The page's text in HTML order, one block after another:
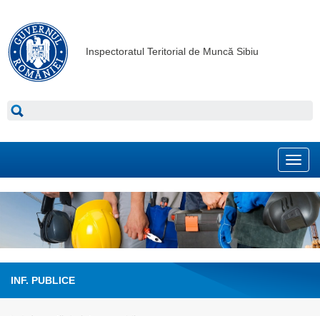
Inspectoratul Teritorial de Muncă Sibiu
INF. PUBLICE